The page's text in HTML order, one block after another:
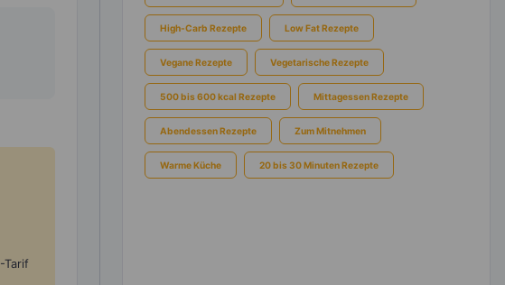
-Tarif
High-Carb Rezepte Low Fat Rezepte
Vegane Rezepte Vegetarische Rezepte
500 bis 600 kcal Rezepte Mittagessen Rezepte
Abendessen Rezepte Zum Mitnehmen
Warme Küche 20 bis 30 Minuten Rezepte